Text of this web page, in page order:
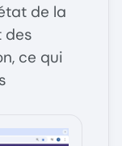
de la
des
ce qui